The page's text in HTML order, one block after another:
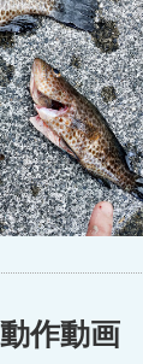
作動画